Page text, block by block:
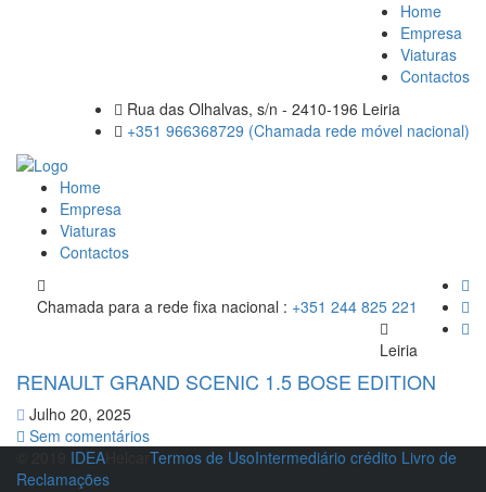
Home
Empresa
Viaturas
Contactos
Rua das Olhalvas, s/n - 2410-196 Leiria
+351 966368729 (Chamada rede móvel nacional)
Home
Empresa
Viaturas
Contactos
Chamada para a rede fixa nacional : +351 244 825 221
Leiria
RENAULT GRAND SCENIC 1.5 BOSE EDITION
Julho 20, 2025
Sem comentários
IDEA Termos de UsoIntermediário crédito Livro de
Reclamações